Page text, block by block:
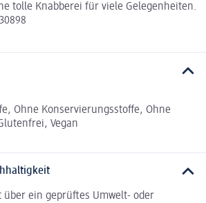
tolle Knabberei für viele Gelegenheiten.
Ohne Konservierungsstoffe, Ohne
Vegan
über ein geprüftes Umwelt- oder